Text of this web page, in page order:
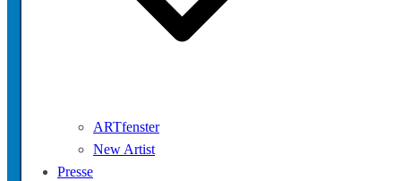
ARTfenster
New Artist
Presse